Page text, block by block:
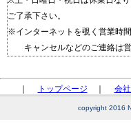
ご了承下さい。
※インターネットを覗く営業時
キャンセルなどのご連絡は営
トップページ 会
copyright 2016